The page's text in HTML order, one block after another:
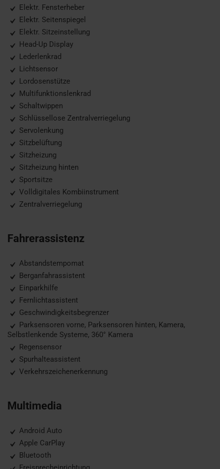
Elektr. Fensterheber
Elektr. Seitenspiegel
Elektr. Sitzeinstellung
Head-Up Display
Lederlenkrad
Lichtsensor
Lordosenstütze
Multifunktionslenkrad
Schaltwippen
Schlüssellose Zentralverriegelung
Servolenkung
Sitzbelüftung
Sitzheizung
Sitzheizung hinten
Sportsitze
Volldigitales Kombiinstrument
Zentralverriegelung
Fahrerassistenz
Abstandstempomat
Berganfahrassistent
Einparkhilfe
Fernlichtassistent
Geschwindigkeitsbegrenzer
Parksensoren vorne, Parksensoren hinten, Kamera,
Selbstlenkende Systeme, 360° Kamera
Regensensor
Spurhalteassistent
Verkehrszeichenerkennung
Multimedia
Android Auto
Apple CarPlay
Bluetooth